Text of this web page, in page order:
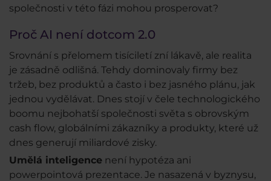
společnosti v této fázi mohou prosperovat?
Proč AI není dotcom 2.0
Srovnání s přelomem tisíciletí zní lákavě, ale realita
je zásadně odlišná. Tehdy dominovaly firmy bez
tržeb, bez produktů a často i bez jasného plánu, jak
jednou vydělávat. Dnes stojí v čele technologického
boomu nejbohatší společnosti světa s obrovským
cash flow, globálními zákazníky a produkty, které už
dnes generují miliardové zisky.
Umělá inteligence není hypotéza ani
powerpointová prezentace. Je nasazená v byznysu,